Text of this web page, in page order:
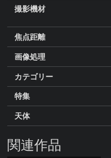
撮影機材
焦点距離
画像処理
カテゴリー
特集
天体
関連作品